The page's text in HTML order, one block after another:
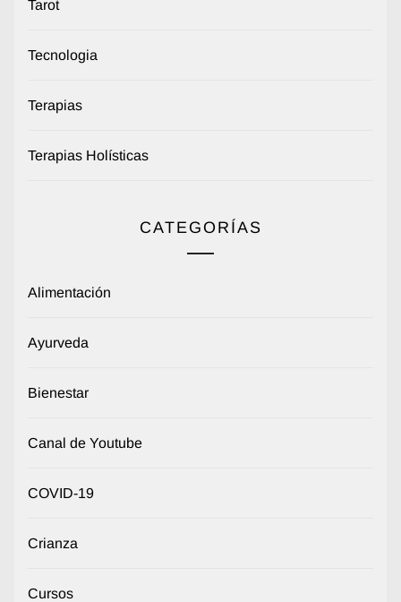
Tarot
Tecnologia
Terapias
Terapias Holísticas
CATEGORÍAS
Alimentación
Ayurveda
Bienestar
Canal de Youtube
COVID-19
Crianza
Cursos